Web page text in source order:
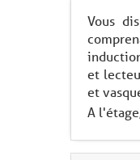
Vous
et
et
A